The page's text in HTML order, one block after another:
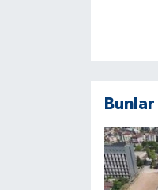
Yerel Haberler